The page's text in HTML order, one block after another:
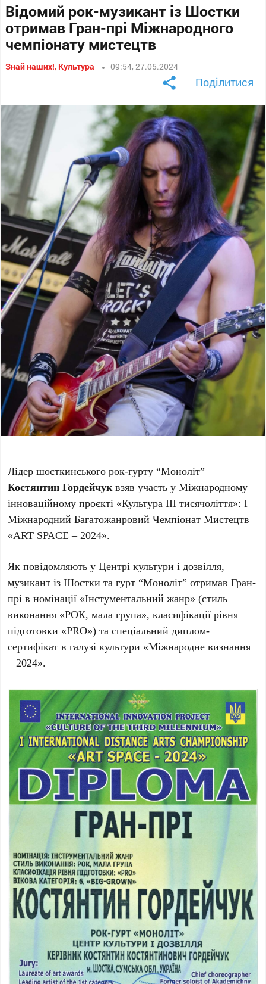
Відомий рок-музикант із Шостки
отримав Гран-прі Міжнародного
чемпіонату мистецтв
Знай наших!, Культура 09:54, 27.05.2024
Поділитися
Лідер шосткинського рок-гурту “Моноліт”
Костянтин Гордейчуквзяв участь у Міжнародному
інноваційному проєкті «Культура ІІІ тисячоліття»: I
Міжнародний Багатожанровий Чемпіонат Мистецтв
«ART SPACE – 2024».
Як повідомляють у Центрі культури і дозвілля,
музикант із Шостки та гурт “Моноліт” отримав Гран-
прі в номінації «Інстументальний жанр» (стиль
виконання «РОК, мала група», класифікації рівня
підготовки «PRO») та спеціальний диплом-
сертифікат в галузі культури «Міжнародне визнання
– 2024».